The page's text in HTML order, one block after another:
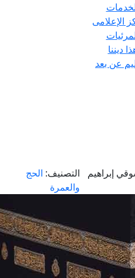
الإعلامى
ديننا
عن بعد
إبراهيم
التصنيف: الحج
والعمرة